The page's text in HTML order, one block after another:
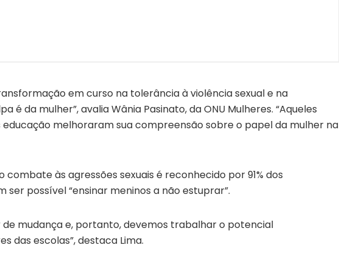
em curso na tolerância à violência sexual e na
é da mulher”, avalia Wânia Pasinato, da ONU Mulheres. “Aqueles
educação melhoraram sua compreensão sobre o papel da mulher na
combate às agressões sexuais é reconhecido por 91% dos
ser possível “ensinar meninos a não estuprar”.
de mudança e, portanto, devemos trabalhar o potencial
das escolas”, destaca Lima.